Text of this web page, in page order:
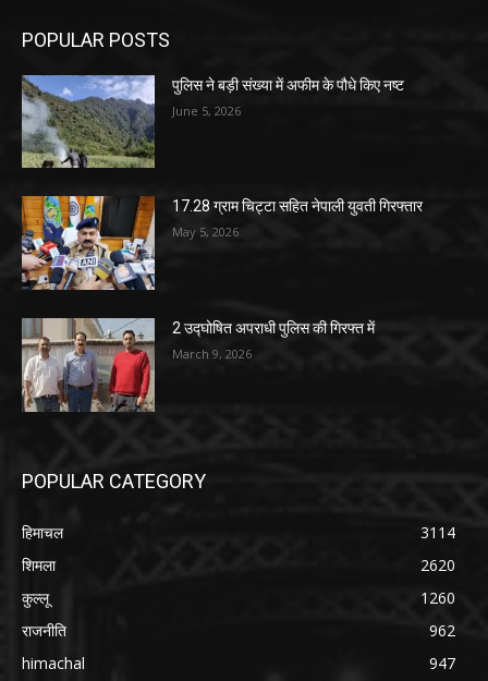
POPULAR POSTS
पुलिस ने बड़ी संख्या में अफीम के पौधे किए नष्ट
June 5, 2026
17.28 ग्राम चिट्टा सहित नेपाली युवती गिरफ्तार
May 5, 2026
2 उद्घोषित अपराधी पुलिस की गिरफ्त में
March 9, 2026
POPULAR CATEGORY
हिमाचल
3114
शिमला
2620
कुल्लू
1260
राजनीति
962
himachal
947